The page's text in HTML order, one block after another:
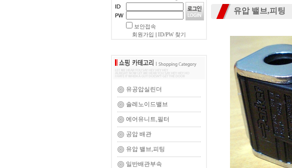
보안접속
회원가입
ID/PW 찾기
유공압실린더
솔레노이드밸브
에어유니트,필터
공압 배관
유압 밸브,피팅
일반배관부속
유압 밸브,피팅